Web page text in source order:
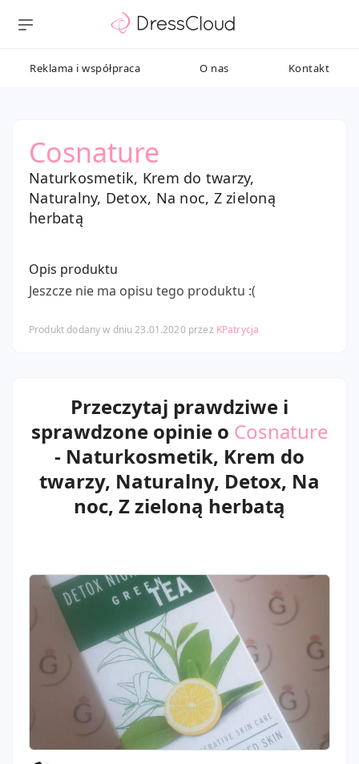
Reklama i współpraca O nas Kontakt
Cosnature
Naturkosmetik, Krem do twarzy,
Naturalny, Detox, Na noc, Z zieloną
herbatą
Opis produktu
Jeszcze nie ma opisu tego produktu :(
Produkt dodany w dniu 23.01.2020 przez KPatrycja
Przeczytaj prawdziwe i
sprawdzone opinie o Cosnature
- Naturkosmetik, Krem do
twarzy, Naturalny, Detox, Na
noc, Z zieloną herbatą